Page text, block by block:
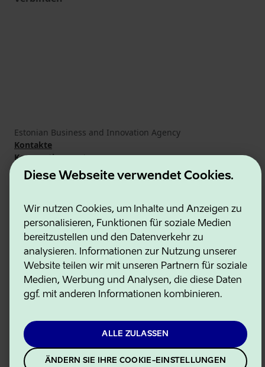
Diese Webseite verwendet Cookies.
Wir nutzen Cookies, um Inhalte und Anzeigen zu
personalisieren, Funktionen für soziale Medien
bereitzustellen und den Datenverkehr zu
analysieren. Informationen zur Nutzung unserer
Website teilen wir mit unseren Partnern für soziale
Medien, Werbung und Analysen, die diese Daten
ggf. mit anderen Informationen kombinieren.
ALLE ZULASSEN
ÄNDERN SIE IHRE COOKIE-EINSTELLUNGEN
Estonian Business and Innovation Agency
Kontakte
Kooperationspartner
Nutzungsbedingungen
Cookie- und Datenschutzrichtlinie